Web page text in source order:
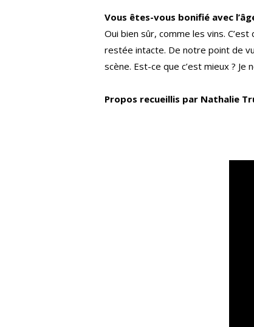
Vous êtes-vous bonifié avec
Oui bien sûr, comme les vins.
restée intacte. De notre point de
scène. Est-ce que c’est mieux ?
Propos recueillis par Nathalie